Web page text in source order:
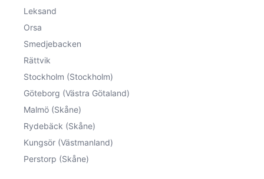
Leksand
Orsa
Smedjebacken
Rättvik
Stockholm (Stockholm)
Göteborg (Västra Götaland)
Malmö (Skåne)
Rydebäck (Skåne)
Kungsör (Västmanland)
Perstorp (Skåne)